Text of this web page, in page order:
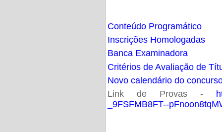
Conteúdo Programático
Inscrições Homologadas
Banca Examinadora
Critérios de Avaliação de
Novo calendário do
Link de Provas -
_9FSFMB8FT--